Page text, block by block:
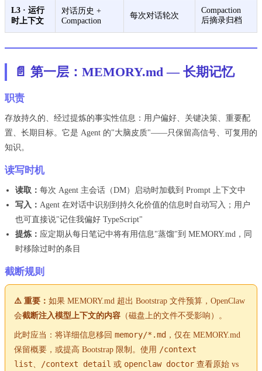
L3 · 运行
时上下文
对话历史 +
Compaction
每次对话轮次
Compaction
后摘录归档
📄 第一层：MEMORY.md — 长期记忆
职责
存放持久的、经过提炼的事实性信息：用户偏好、关键决策、重要配
置、长期目标。它是 Agent 的"大脑皮质"——只保留高信号、可复用的
知识。
读写时机
读取： 每次 Agent 主会话（DM）启动时加载到 Prompt 上下文中
写入： Agent 在对话中识别到持久化价值的信息时自动写入；用户
也可直接说"记住我偏好 TypeScript"
提炼： 应定期从每日笔记中将有用信息"蒸馏"到 MEMORY.md，同
时移除过时的条目
截断规则
⚠️ 重要： 如果 MEMORY.md 超出 Bootstrap 文件预算，OpenClaw
会截断注入模型上下文的内容 （磁盘上的文件不受影响）。
此时应当：将详细信息移回 memory/*.md ，仅在 MEMORY.md
保留概要，或提高 Bootstrap 限制。使用 /context
list、 /context detail 或 openclaw doctor 查看原始 vs